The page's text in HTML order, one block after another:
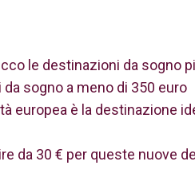
le destinazioni da sogno
sogno a meno di 350 euro
europea è la destinazione
da 30 € per queste nuove